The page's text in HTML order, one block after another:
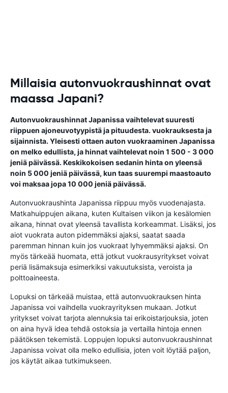
Millaisia autonvuokraushinnat ovat
maassa Japani?
Autonvuokraushinnat Japanissa vaihtelevat suuresti
riippuen ajoneuvotyypistä ja pituudesta. vuokrauksesta ja
sijainnista. Yleisesti ottaen auton vuokraaminen Japanissa
on melko edullista, ja hinnat vaihtelevat noin 1 500 - 3 000
jeniä päivässä. Keskikokoisen sedanin hinta on yleensä
noin 5 000 jeniä päivässä, kun taas suurempi maastoauto
voi maksaa jopa 10 000 jeniä päivässä.
Autonvuokraushinta Japanissa riippuu myös vuodenajasta.
Matkahuippujen aikana, kuten Kultaisen viikon ja kesälomien
aikana, hinnat ovat yleensä tavallista korkeammat. Lisäksi, jos
aiot vuokrata auton pidemmäksi ajaksi, saatat saada
paremman hinnan kuin jos vuokraat lyhyemmäksi ajaksi. On
myös tärkeää huomata, että jotkut vuokrausyritykset voivat
periä lisämaksuja esimerkiksi vakuutuksista, veroista ja
polttoaineesta.
Lopuksi on tärkeää muistaa, että autonvuokrauksen hinta
Japanissa voi vaihdella vuokrayrityksen mukaan. Jotkut
yritykset voivat tarjota alennuksia tai erikoistarjouksia, joten
on aina hyvä idea tehdä ostoksia ja vertailla hintoja ennen
päätöksen tekemistä. Loppujen lopuksi autonvuokraushinnat
Japanissa voivat olla melko edullisia, joten voit löytää paljon,
jos käytät aikaa tutkimukseen.